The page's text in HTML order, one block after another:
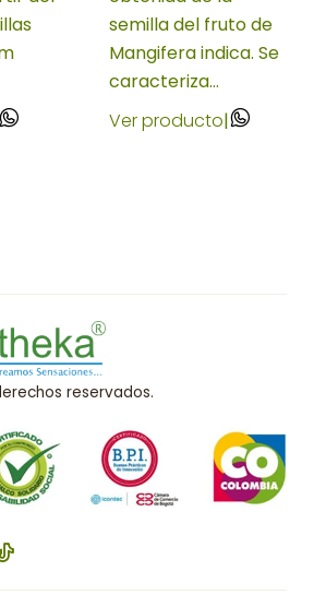
semilla del fruto de
Mangifera indica. Se
caracteriza...
Ver producto|
reservados.